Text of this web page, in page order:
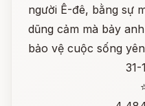
người Ê-đê, bằng sự
dũng cảm mà bảy
bảo vệ cuộc sống
31-